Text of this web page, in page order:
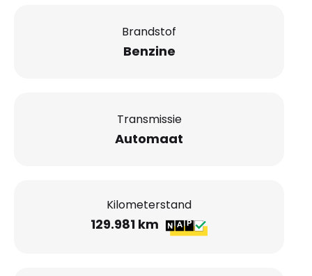
Brandstof
Benzine
Transmissie
Automaat
Kilometerstand
129.981 km